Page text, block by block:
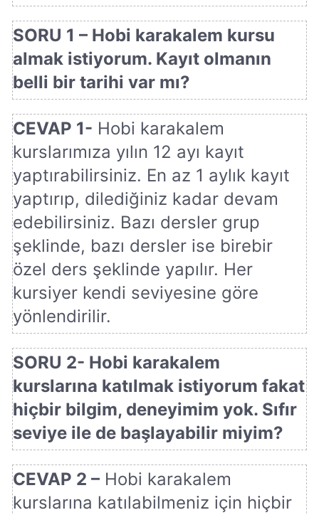
SORU 1 – Hobi karakalem kursu
almak istiyorum. Kayıt olmanın
belli bir tarihi var mı?
CEVAP 1- Hobi karakalem
kurslarımıza yılın 12 ayı kayıt
yaptırabilirsiniz. En az 1 aylık kayıt
yaptırıp, dilediğiniz kadar devam
edebilirsiniz. Bazı dersler grup
şeklinde, bazı dersler ise birebir
özel ders şeklinde yapılır. Her
kursiyer kendi seviyesine göre
yönlendirilir.
SORU 2- Hobi karakalem
kurslarına katılmak istiyorum fakat
hiçbir bilgim, deneyimim yok. Sıfır
seviye ile de başlayabilir miyim?
CEVAP 2 – Hobi karakalem
kurslarına katılabilmeniz için hiçbir